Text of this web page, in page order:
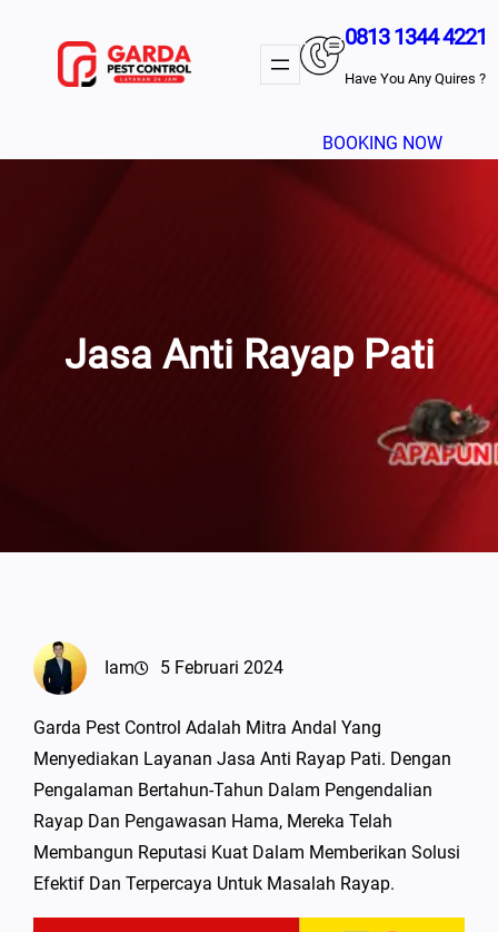
0813 1344 4221
Have You Any Quires ?
BOOKING NOW
Jasa Anti Rayap Pati
Iam 5 Februari 2024
Garda Pest Control Adalah Mitra Andal Yang
Menyediakan Layanan Jasa Anti Rayap Pati. Dengan
Pengalaman Bertahun-Tahun Dalam Pengendalian
Rayap Dan Pengawasan Hama, Mereka Telah
Membangun Reputasi Kuat Dalam Memberikan Solusi
Efektif Dan Terpercaya Untuk Masalah Rayap.